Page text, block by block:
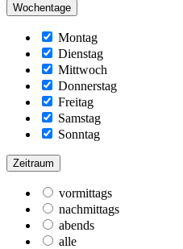
Wochentage
Montag
Dienstag
Mittwoch
Donnerstag
Freitag
Samstag
Sonntag
Zeitraum
vormittags
nachmittags
abends
alle